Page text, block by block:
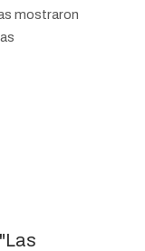
mostraron